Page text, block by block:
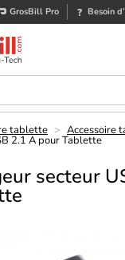
GrosBill Pro Besoin
tablette > Accessoire
2.1 A pour Tablette
secteur